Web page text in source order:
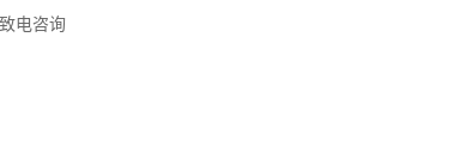
电咨询